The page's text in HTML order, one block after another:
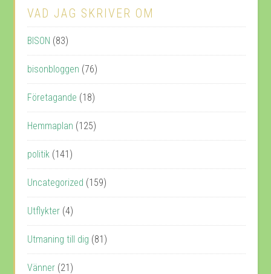
VAD JAG SKRIVER OM
BISON (83)
bisonbloggen (76)
Företagande (18)
Hemmaplan (125)
politik (141)
Uncategorized (159)
Utflykter (4)
Utmaning till dig (81)
Vänner (21)